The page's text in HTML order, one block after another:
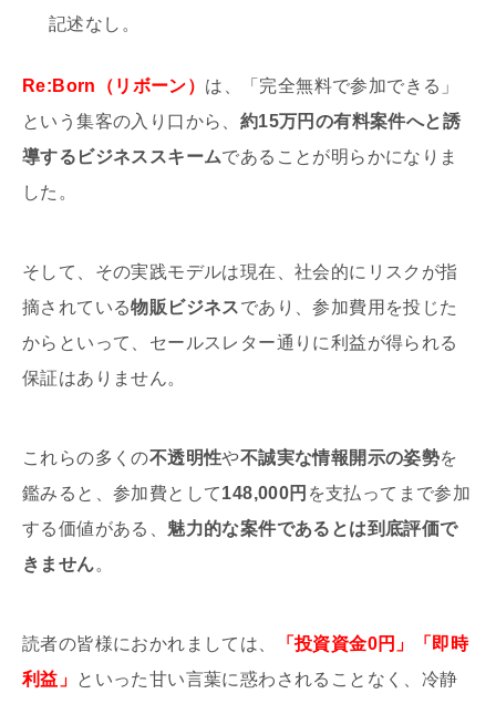
記述なし。
Re:Born（リボーン） は、「完全無料で参加できる」
という集客の入り口から、 約15万円の有料案件へと誘
導するビジネススキームであることが明らかになりま
した。
そして、その実践モデルは現在、社会的にリスクが指
摘されている物販ビジネスであり、参加費用を投じた
からといって、セールスレター通りに利益が得られる
保証はありません。
これらの多くの不透明性や不誠実な情報開示の姿勢を
鑑みると、参加費として148,000円 を支払ってまで参加
する価値がある、 魅力的な案件であるとは到底評価で
きません。
読者の皆様におかれましては、
「投資資金0円」「即時
利益」 といった甘い言葉に惑わされることなく、冷静